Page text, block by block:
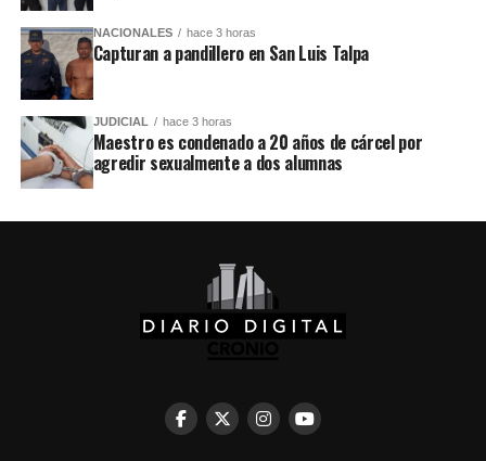
NACIONALES hace 3 horas
Capturan a pandillero en San Luis Talpa
JUDICIAL hace 3 horas
Maestro es condenado a 20 años de cárcel por
agredir sexualmente a dos alumnas